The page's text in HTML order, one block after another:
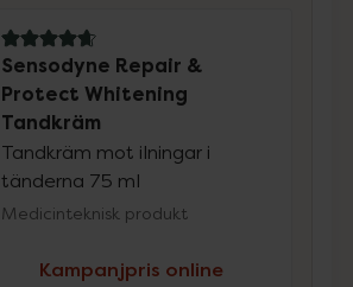
4.8 av 5 i omdöme
Sensodyne Repair &
Protect Whitening
Tandkräm
Tandkräm mot ilningar i
tänderna 75 ml
Medicinteknisk produkt
Kampanjpris online